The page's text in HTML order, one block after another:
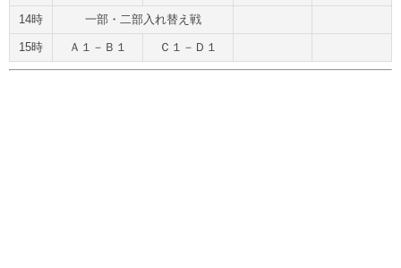
14時 一部・二部入れ替え戦
15時 Ａ１－Ｂ１ Ｃ１－Ｄ１